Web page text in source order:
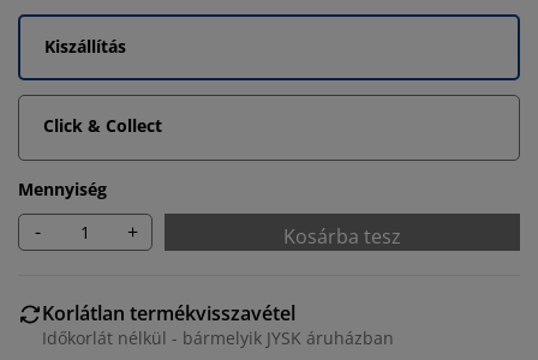
Kiszállítás
Click & Collect
Mennyiség
- + Kosárba tesz
Korlátlan termékvisszavétel
Időkorlát nélkül - bármelyik JYSK áruházban